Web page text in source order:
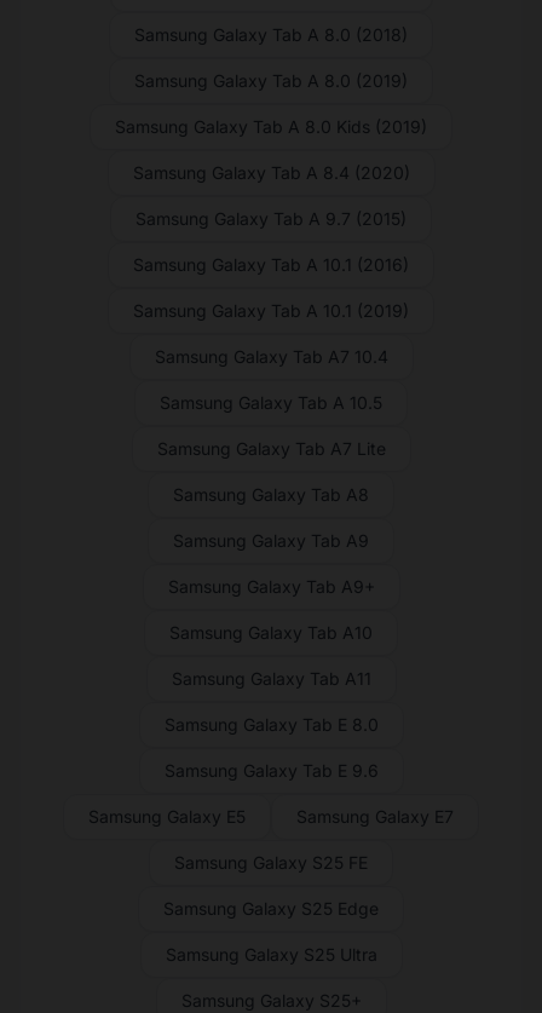
Samsung Galaxy Tab A 8.0 (2018)
Samsung Galaxy Tab A 8.0 (2019)
Samsung Galaxy Tab A 8.0 Kids (2019)
Samsung Galaxy Tab A 8.4 (2020)
Samsung Galaxy Tab A 9.7 (2015)
Samsung Galaxy Tab A 10.1 (2016)
Samsung Galaxy Tab A 10.1 (2019)
Samsung Galaxy Tab A7 10.4
Samsung Galaxy Tab A 10.5
Samsung Galaxy Tab A7 Lite
Samsung Galaxy Tab A8
Samsung Galaxy Tab A9
Samsung Galaxy Tab A9+
Samsung Galaxy Tab A10
Samsung Galaxy Tab A11
Samsung Galaxy Tab E 8.0
Samsung Galaxy Tab E 9.6
Samsung Galaxy E5 Samsung Galaxy E7
Samsung Galaxy S25 FE
Samsung Galaxy S25 Edge
Samsung Galaxy S25 Ultra
Samsung Galaxy S25+